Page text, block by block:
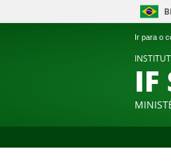
Ir para o
IF